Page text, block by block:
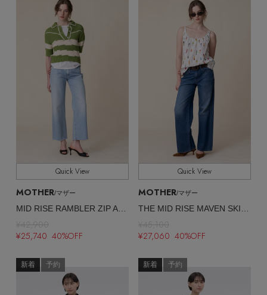
Quick View
MOTHER/マザー
MID RISE RAMBLER ZIP ANKLE FRAY ストレートデニム （FWB）
¥42,900
¥25,740 40%OFF
Quick View
MOTHER/マザー
¥45,100
¥27,060 40%OFF
新着 予約 新着 予約